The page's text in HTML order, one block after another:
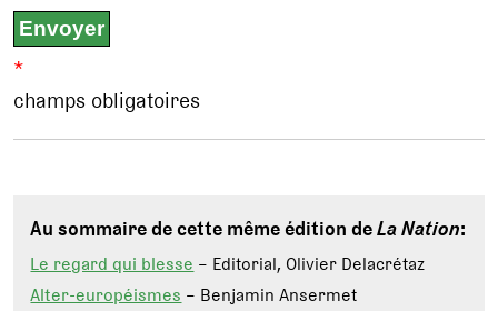
*
champs obligatoires
Au sommaire de cette même édition deLa Nation:
Le regard qui blesse– Editorial, Olivier Delacrétaz
Alter-européismes– Benjamin Ansermet